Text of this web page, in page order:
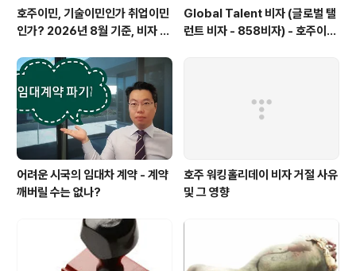
호주이민, 기술이민인가 취업이민
인가? 2026년 8월 기준, 비자 선
Global Talent 비자 (글로벌 탤
런트 비자 - 858비자) - 호주이민
어려운 시국의 임대차 계약 - 계약
깨버릴 수는 없나?
호주 워킹홀리데이 비자 거절 사유
및 그 영향